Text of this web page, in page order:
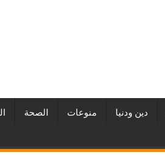
دين ودنيا منوعات الصحة